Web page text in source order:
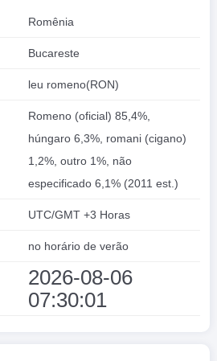
Romênia
Bucareste
leu romeno(RON)
Romeno (oficial) 85,4%,
húngaro 6,3%, romani (cigano)
1,2%, outro 1%, não
especificado 6,1% (2011 est.)
UTC/GMT +3 Horas
no horário de verão
2026-08-06
07:30:02